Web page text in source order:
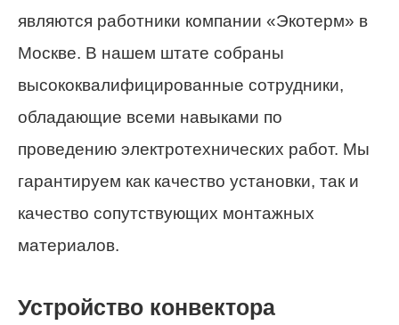
являются работники компании «Экотерм» в
Москве. В нашем штате собраны
высококвалифицированные сотрудники,
обладающие всеми навыками по
проведению электротехнических работ. Мы
гарантируем как качество установки, так и
качество сопутствующих монтажных
материалов.
Устройство конвектора